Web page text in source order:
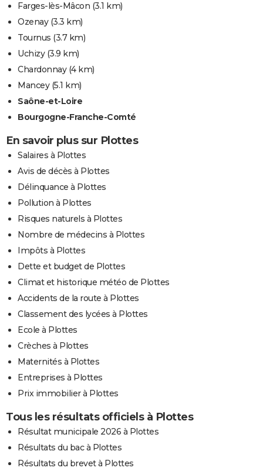
Farges-lès-Mâcon (3.1 km)
Ozenay(3.3 km)
Tournus (3.7 km)
Uchizy(3.9 km)
Chardonnay(4 km)
Mancey(5.1 km)
Saône-et-Loire
Bourgogne-Franche-Comté
En savoir plus sur Plottes
Salaires à Plottes
Avis de décès à Plottes
Délinquance à Plottes
Pollution à Plottes
Risques naturels à Plottes
Nombre de médecins à Plottes
Impôts à Plottes
Dette et budget de Plottes
Climat et historique météo de Plottes
Accidents de la route à Plottes
Classement des lycées à Plottes
Ecole à Plottes
Crèches à Plottes
Maternités à Plottes
Entreprises à Plottes
Prix immobilier à Plottes
Tous les résultats officiels à Plottes
Résultat municipale 2026 à Plottes
Résultats du bac à Plottes
Résultats du brevet à Plottes